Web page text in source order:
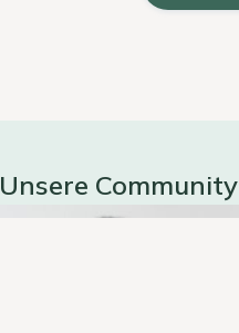
Unsere Community